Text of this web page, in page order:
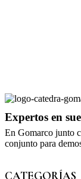
Expertos en
En Gomarco junto
conjunto para
CATEGORÍAS